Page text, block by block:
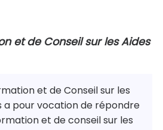
et de Conseil sur les Aides
et de Conseil sur les
a pour vocation de répondre
et de conseil sur les